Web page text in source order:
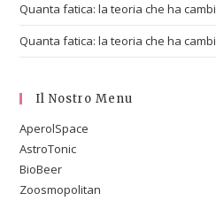
Quanta fatica: la teoria che ha
Quanta fatica: la teoria che ha
Il Nostro Menu
AperolSpace
AstroTonic
BioBeer
Zoosmopolitan